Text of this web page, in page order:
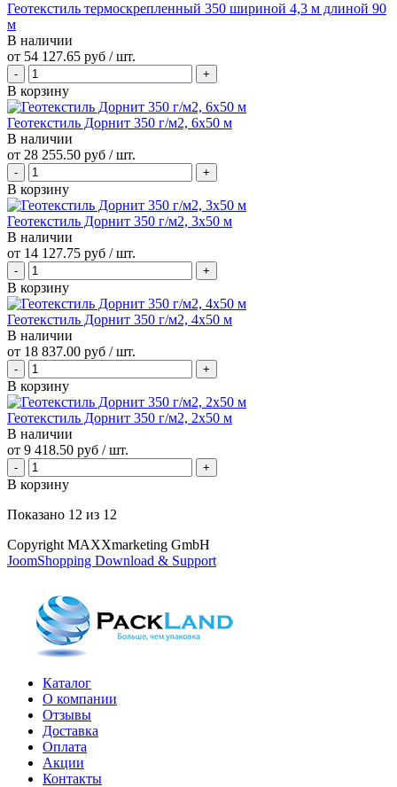
Геотекстиль термоскрепленный 350 шириной 4,3 м длиной 90
м
В наличии
от 54 127.65 руб / шт.
В корзину
Геотекстиль Дорнит 350 г/м2, 6х50 м
В наличии
от 28 255.50 руб / шт.
В корзину
Геотекстиль Дорнит 350 г/м2, 3х50 м
В наличии
от 14 127.75 руб / шт.
В корзину
Геотекстиль Дорнит 350 г/м2, 4х50 м
В наличии
от 18 837.00 руб / шт.
В корзину
Геотекстиль Дорнит 350 г/м2, 2х50 м
В наличии
от 9 418.50 руб / шт.
В корзину
Показано 12 из 12
Copyright MAXXmarketing GmbH
JoomShopping Download & Support
Каталог
О компании
Отзывы
Доставка
Оплата
Акции
Контакты